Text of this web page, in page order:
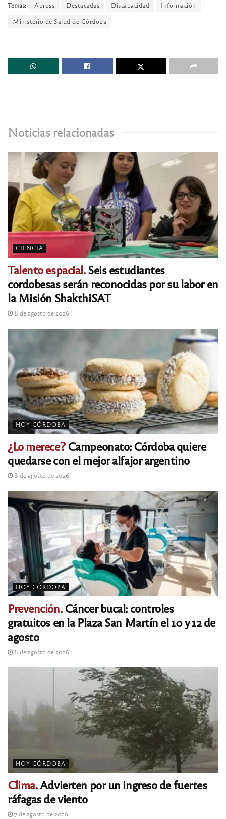
Temas: Apross Destacadas Discapacidad
Información
Ministerio de Salud de Córdoba
Noticias relacionadas
CIENCIA
Talento espacial.Seis estudiantes
cordobesas serán reconocidas por su labor en
la Misión ShakthiSAT
8 de agosto de 2026
HOY CÓRDOBA
¿Lo merece?Campeonato: Córdoba quiere
quedarse con el mejor alfajor argentino
8 de agosto de 2026
HOY CÓRDOBA
Prevención.Cáncer bucal: controles
gratuitos en la Plaza San Martín el 10 y 12 de
agosto
8 de agosto de 2026
HOY CÓRDOBA
Clima.Advierten por un ingreso de fuertes
ráfagas de viento
7 de agosto de 2026